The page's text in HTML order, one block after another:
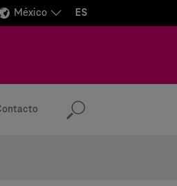
México ES
Buscar